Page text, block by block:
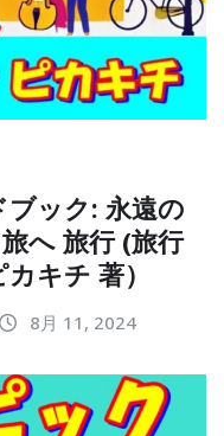
ック: 永遠の
へ 旅行 (旅行
キチ 著）
8月 11, 2024